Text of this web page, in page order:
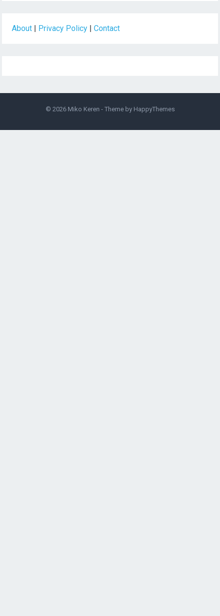
About Privacy Policy |Contact
© 2026 Miko Keren - Theme by HappyThemes